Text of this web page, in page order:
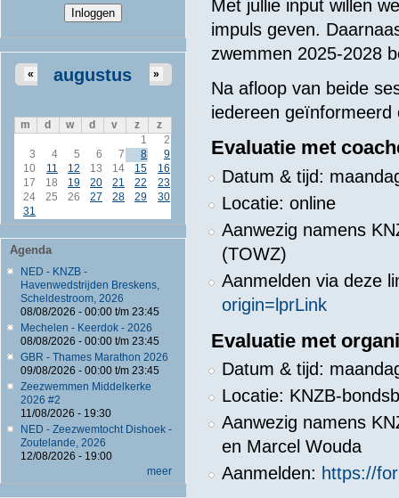
augustus
« »
m d w d v z
z
1
2
3
4 5 6 7 8
9
10
11 12 13 14 15
16
17
18 19 20 21 22
23
24
25 26 27 28 29
30
31
Agenda
NED - KNZB -
Havenwedstrijden Breskens,
Scheldestroom, 2026
08/08/2026 - 00:00t/m 23:45
Mechelen - Keerdok - 2026
08/08/2026 - 00:00t/m 23:45
GBR - Thames Marathon 2026
09/08/2026 - 00:00t/m 23:45
Zeezwemmen Middelkerke
2026 #2
11/08/2026 - 19:30
NED - Zeezwemtocht Dishoek -
Zoutelande, 2026
12/08/2026 - 19:00
meer
Met jullie input willen
impuls geven.
zwemmen 2025-2028
Na afloop van beide
iedereen geïnformeerd
Evaluatie met
Datum & tijd:
Locatie: online
Aanwezig namens
(TOWZ)
Aanmelden via deze
origin=lprLink
Evaluatie met
Datum & tijd:
Locatie: KNZB-
Aanwezig namens
en Marcel Wouda
Aanmelden: https://